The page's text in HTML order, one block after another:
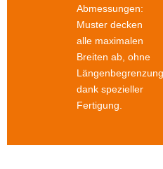
Abmessungen:
Muster decken
alle maximalen
Breiten ab, ohne
Längenbegrenzung
dank spezieller
Fertigung.